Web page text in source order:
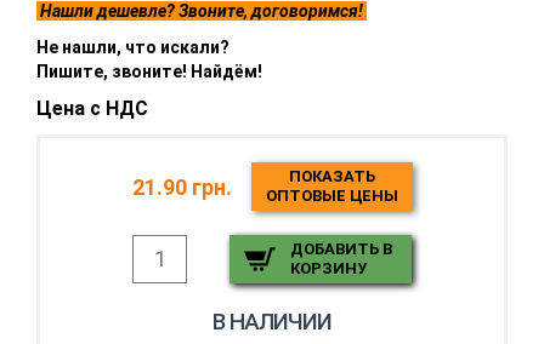
Нашли дешевле? Звоните, договоримся!
Не нашли, что искали?
Пишите, звоните! Найдём!
Цена с НДС
21.90 грн.
ПОКАЗАТЬ
ОПТОВЫЕ ЦЕНЫ
ДОБАВИТЬ В
КОРЗИНУ
В НАЛИЧИИ